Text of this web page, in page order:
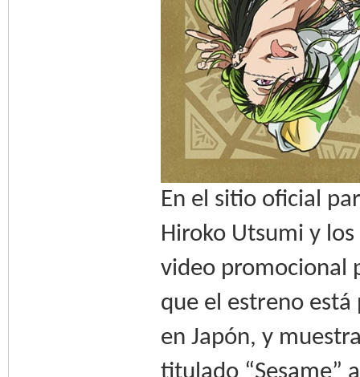
En el sitio oficial
Hiroko Utsumi y
video promocional
que el estreno
en Japón, y